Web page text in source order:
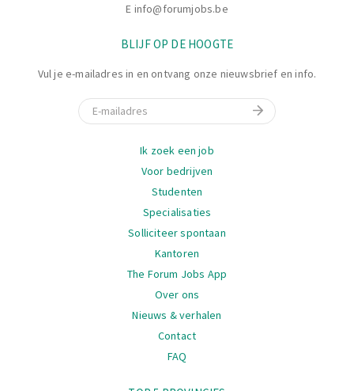
E info@forumjobs.be
BLIJF OP DE HOOGTE
Vul je e-mailadres in en ontvang onze nieuwsbrief en info.
E-mail
Ik zoek een job
Voor bedrijven
Studenten
Specialisaties
Solliciteer spontaan
Kantoren
The Forum Jobs App
Over ons
Nieuws & verhalen
Contact
FAQ